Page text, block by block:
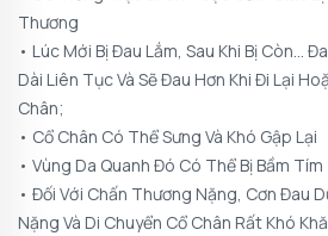
Thương
• Lúc Mới Bị Đau Lắm, Sau Khi Bị Còn…
Dài Liên Tục Và Sẽ Đau Hơn Khi Đi Lại
Chân;
• Cổ Chân Có Thể Sưng Và Khó Gập Lại
• Vùng Da Quanh Đó Có Thể Bị Bầm
• Đối Với Chấn Thương Nặng, Cơn Đau
Nặng Và Di Chuyển Cổ Chân Rất Khó